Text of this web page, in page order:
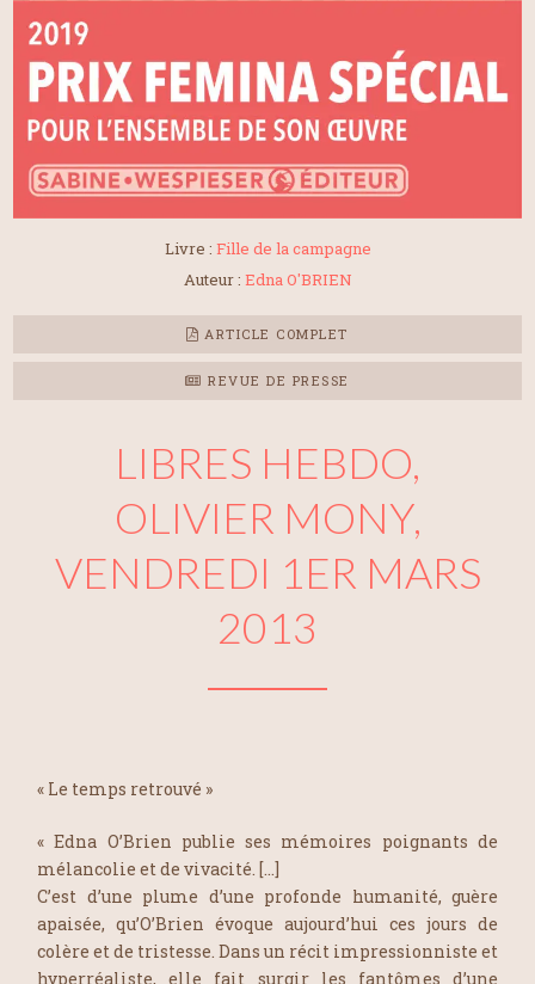
Livre : Fille de la campagne
Auteur : Edna O'BRIEN
ARTICLE COMPLET
REVUE DE PRESSE
LIBRES HEBDO,
OLIVIER MONY,
VENDREDI 1ER MARS
2013
« Le temps retrouvé »
« Edna O’Brien publie ses mémoires poignants de
mélancolie et de vivacité. […]
C’est d’une plume d’une profonde humanité, guère
apaisée, qu’O’Brien évoque aujourd’hui ces jours de
colère et de tristesse. Dans un récit impressionniste et
hyperréaliste, elle fait surgir les fantômes d’une